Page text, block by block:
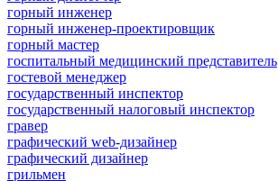
горный инженер
горный инженер-проектировщик
горный мастер
госпитальный медицинский представитель
гостевой менеджер
государственный инспектор
государственный налоговый инспектор
гравер
графический web-дизайнер
графический дизайнер
грильмен